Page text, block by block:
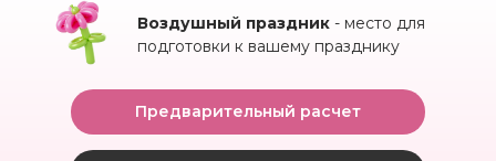
Воздушный праздник - место для
подготовки к вашему празднику
Предварительный расчет